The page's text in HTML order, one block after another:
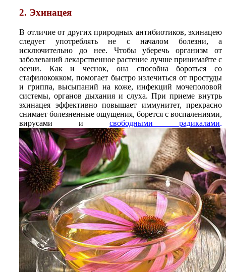
2. Эхинацея
В отличие от других природных антибиотиков, эхинацею
следует употреблять не с началом болезни, а
исключительно до нее. Чтобы уберечь организм от
заболеваний лекарственное растение лучше принимайте с
осени. Как и чеснок, она способна бороться со
стафилококком, помогает быстро излечиться от простуды
и гриппа, высыпаний на коже, инфекций мочеполовой
системы, органов дыхания и слуха. При приеме внутрь
эхинацея эффективно повышает иммунитет, прекрасно
снимает болезненные ощущения, борется с воспалениями,
вирусами и свободными радикалами.